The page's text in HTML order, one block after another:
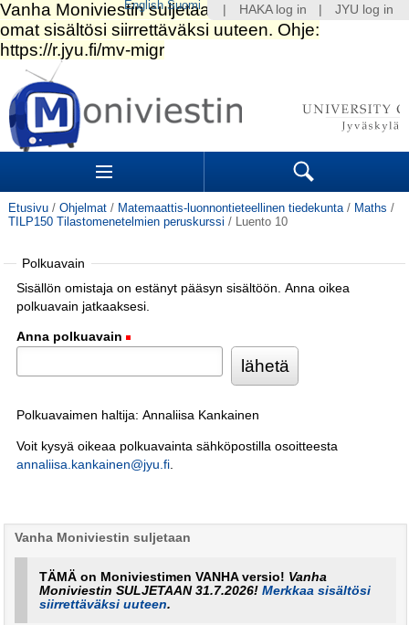
Siirry
sisältöön.
|
Siirry
navigointiin
Sections Search
Etusivu / Ohjelmat / Matemaattis-luonnontieteellinen tiedekunta / Maths /
TILP150 Tilastomenetelmien peruskurssi / Luento 10
Polkuavain
Sisällön omistaja on estänyt pääsyn sisältöön. Anna oikea
polkuavain jatkaaksesi.
Anna polkuavain
Polkuavaimen haltija: Annaliisa Kankainen
Voit kysyä oikeaa polkuavainta sähköpostilla osoitteesta
annaliisa.kankainen@jyu.fi.
Vanha Moniviestin suljetaan
TÄMÄ on Moniviestimen VANHA versio! Vanha
Moniviestin SULJETAAN 31.7.2026!Merkkaa sisältösi
siirrettäväksi uuteen.
HAKA log in JYU log in
English Suomi